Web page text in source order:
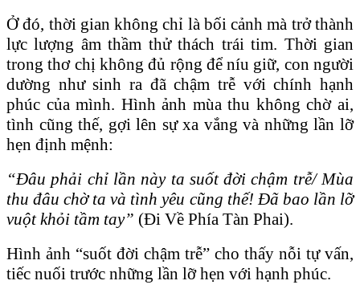
Ở đó, thời gian không chỉ là bối cảnh mà trở thành
lực lượng âm thầm thử thách trái tim. Thời gian
trong thơ chị không đủ rộng để níu giữ, con người
dường như sinh ra đã chậm trễ với chính hạnh
phúc của mình. Hình ảnh mùa thu không chờ ai,
tình cũng thế, gợi lên sự xa vắng và những lần lỡ
hẹn định mệnh:
“Đâu phải chỉ lần này ta suốt đời chậm trễ/ Mùa
thu đâu chờ ta và tình yêu cũng thế! Đã bao lần lỡ
vuột khỏi tầm tay” (Đi Về Phía Tàn Phai).
Hình ảnh “suốt đời chậm trễ” cho thấy nỗi tự vấn,
tiếc nuối trước những lần lỡ hẹn với hạnh phúc.